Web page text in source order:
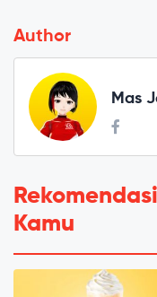
Author
Mas
Kamu